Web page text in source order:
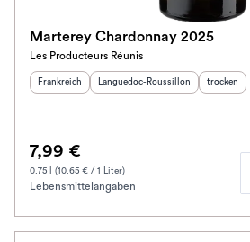
Marterey Chardonnay 2025
Les Producteurs Réunis
Herkunftsland
Frankreich Herkunftsregion:
Languedoc-Roussillon Geschmack
trocken
7,99 €
0.75 l (10.65 € / 1 Liter)
Lebensmittelangaben